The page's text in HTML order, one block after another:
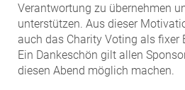
Verantwortung zu übernehmen
unterstützen. Aus dieser
auch das Charity Voting als fixer
Ein Dankeschön gilt allen
diesen Abend möglich machen.